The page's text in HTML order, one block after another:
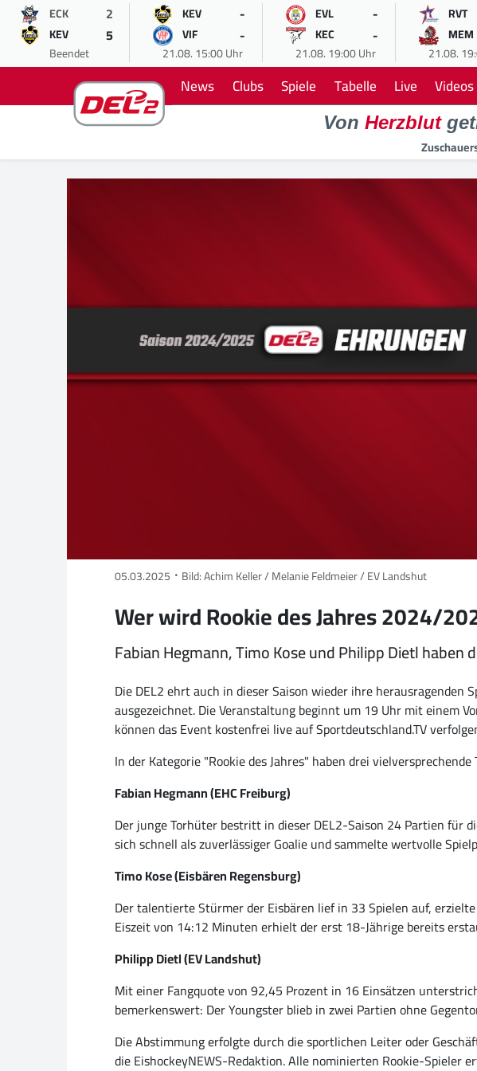
ECK 2
KEV 5
Beendet
KEV -
VIF -
21.08. 15:00 Uhr
EVL -
KEC -
21.08. 19:00 Uhr
RVT
MEM
21.08.
News Clubs Spiele Tabelle Live Videos
Von Herzblut
05.03.2025 Bild: Achim Keller / Melanie Feldmeier / EV Landshut
Wer wird Rookie des Jahres 2024/
Fabian Hegmann, Timo Kose und Philipp Dietl haben
Die DEL2 ehrt auch in dieser Saison wieder ihre
ausgezeichnet. Die Veranstaltung beginnt um 19 Uhr mit einem
können das Event kostenfrei live auf Sportdeutschland.TV
In der Kategorie "Rookie des Jahres" haben drei
Fabian Hegmann (EHC Freiburg)
Der junge Torhüter bestritt in dieser DEL2-Saison 24 Partien für
sich schnell als zuverlässiger Goalie und sammelte wertvolle
Timo Kose (Eisbären Regensburg)
Der talentierte Stürmer der Eisbären lief in 33 Spielen auf,
Eiszeit von 14:12 Minuten erhielt der erst 18-Jährige bereits
Philipp Dietl (EV Landshut)
Mit einer Fangquote von 92,45 Prozent in 16 Einsätzen
bemerkenswert: Der Youngster blieb in zwei Partien ohne
Die Abstimmung erfolgte durch die sportlichen Leiter oder
die EishockeyNEWS-Redaktion. Alle nominierten Rookie-Spieler